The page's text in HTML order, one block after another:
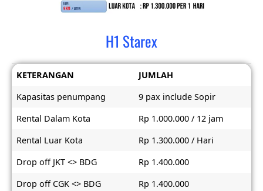
H1 Starex
KETERANGAN
JUMLAH
Kapasitas penumpang
9 pax include Sopir
Rental Dalam Kota
Rp 1.000.000 / 12 jam
Rental Luar Kota
Rp 1.300.000 / Hari
Drop off JKT <> BDG
Rp 1.400.000
Drop off CGK <> BDG
Rp 1.400.000